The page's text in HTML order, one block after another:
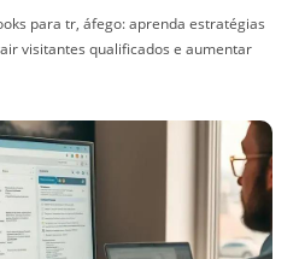
para tr, áfego: aprenda estratégias
visitantes qualificados e aumentar